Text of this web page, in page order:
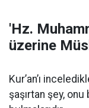
'Hz.
üzerine
Kur’an’ı
şaşırtan şey,